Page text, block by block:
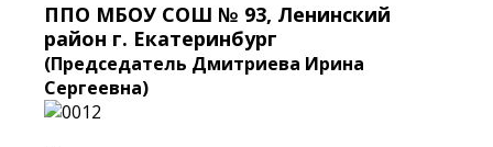
ППО МБОУ СОШ № 93, Ленинский
район г. Екатеринбург
(Председатель Дмитриева Ирина
Сергеевна)